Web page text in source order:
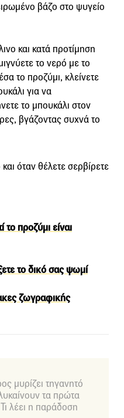
βάζο στο ψυγείο
και κατά προτίμηση
το νερό με το
το προζύμι, κλείνετε
για να
το μπουκάλι στον
βγάζοντας συχνά το
όταν θέλετε σερβίρετε
προζύμι είναι
το δικό σας ψωμί
ζωγραφικής
μυρίζει τηγανητό
τα πρώτα
λέει η παράδοση